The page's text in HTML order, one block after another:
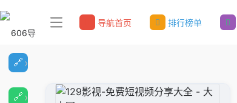
导航首页 排行榜单